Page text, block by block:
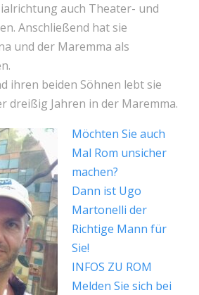
auch Theater- und
Anschließend hat sie
und der Maremma als
ihren beiden Söhnen lebt sie
dreißig Jahren in der Maremma.
Möchten Sie auch
Mal Rom unsicher
machen?
Dann ist Ugo
Martonelli der
Richtige Mann für
Sie!
INFOS ZU ROM
Melden Sie sich bei